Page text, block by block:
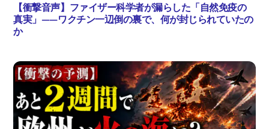
【衝撃音声】ファイザー科学者が漏らした「自然免疫の
真実」——ワクチン一辺倒の裏で、何が封じられていたの
か